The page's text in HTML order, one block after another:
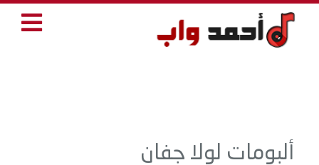
ألبومات لولا جفان